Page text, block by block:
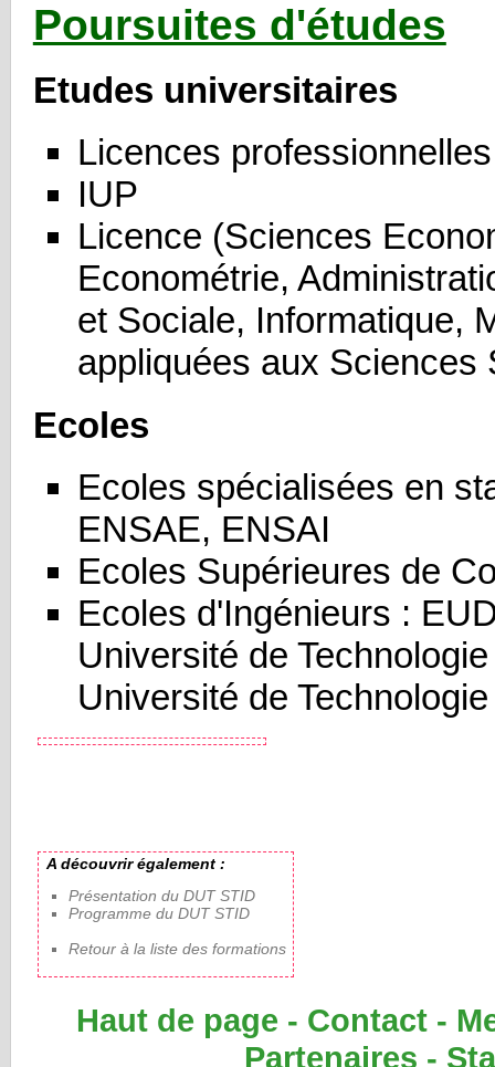
Poursuites d'études
Etudes universitaires
Licences professionnelles
IUP
Licence (Sciences
Econométrie,
et Sociale, Informatique,
appliquées aux Sciences
Ecoles
Ecoles spécialisées en
ENSAE, ENSAI
Ecoles Supérieures de
Ecoles d'Ingénieurs :
Université de
Université de
A découvrir également :
Présentation du DUT STID
Programme du DUT STID
Retour à la liste des formations
Haut de page - Contact -
Partenaires -